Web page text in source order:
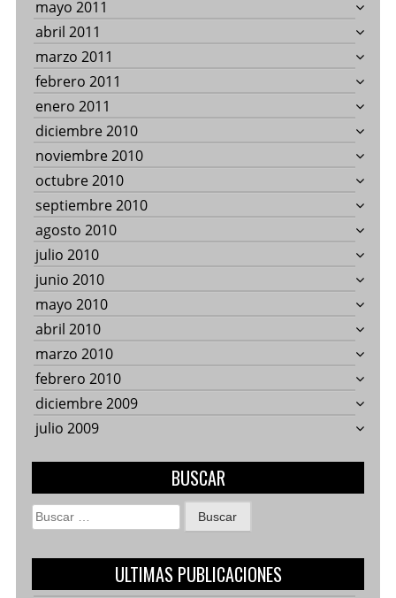
mayo 2011
abril 2011
marzo 2011
febrero 2011
enero 2011
diciembre 2010
noviembre 2010
octubre 2010
septiembre 2010
agosto 2010
julio 2010
junio 2010
mayo 2010
abril 2010
marzo 2010
febrero 2010
diciembre 2009
julio 2009
BUSCAR
Buscar:
ULTIMAS PUBLICACIONES